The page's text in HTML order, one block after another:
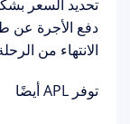
تحديد السعر
دفع الأجرة عن
الانتهاء من
توفر APL أيضًا